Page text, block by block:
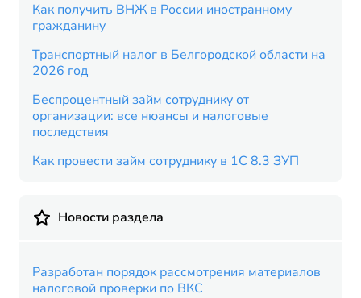
Как получить ВНЖ в России иностранному
гражданину
Транспортный налог в Белгородской области на
2026 год
Беспроцентный займ сотруднику от
организации: все нюансы и налоговые
последствия
Как провести займ сотруднику в 1С 8.3 ЗУП
Новости раздела
Разработан порядок рассмотрения материалов
налоговой проверки по ВКС